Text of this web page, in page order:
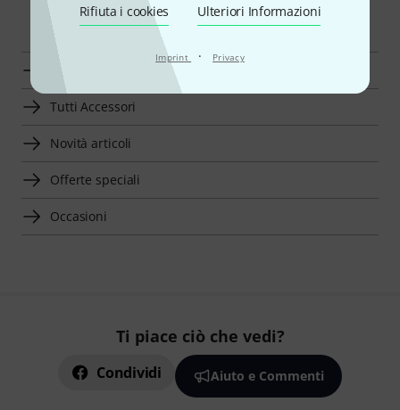
Rifiuta i cookies Ulteriori Informazioni
Imprint · Privacy
Scopri di più
La top 50 di Thomann
Tutti Accessori
Novità articoli
Offerte speciali
Occasioni
Ti piace ciò che vedi?
Condividi Aiuto e Commenti